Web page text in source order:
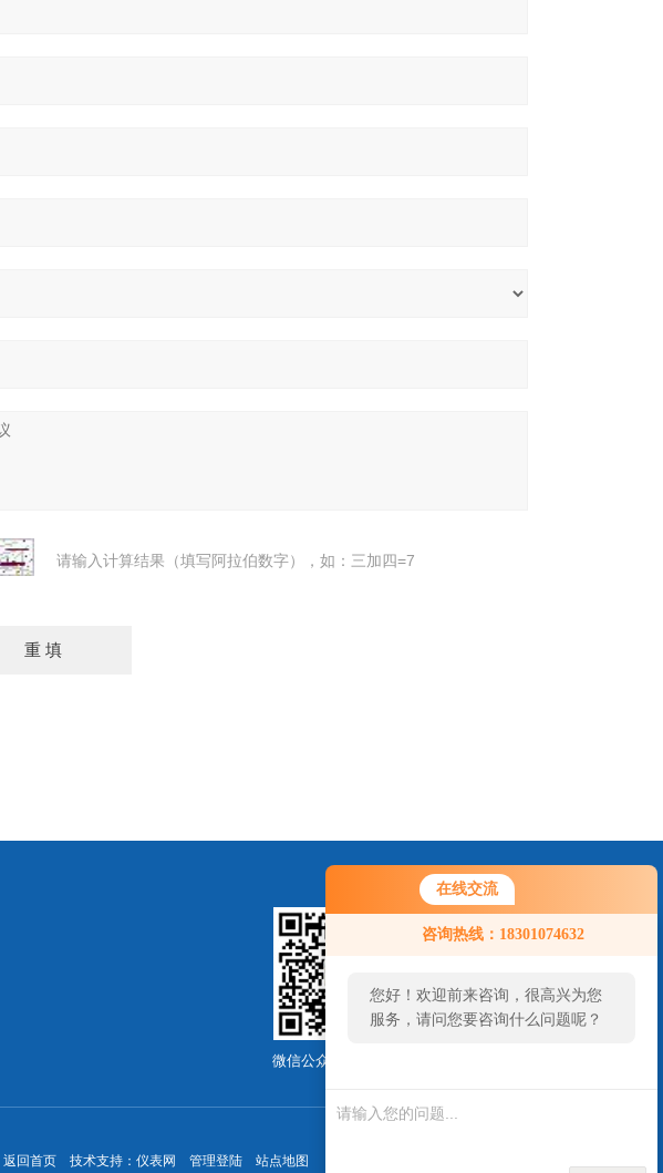
在线交流
咨询热线：18301074632
您好！欢迎前来咨询，很高兴为您
服务，请问您要咨询什么问题呢？
请输入计算结果（填写阿拉伯数字），如：三加四=7
微信公众号-关注我们
返回首页 技术支持： 仪表网 管理登陆 站点地图